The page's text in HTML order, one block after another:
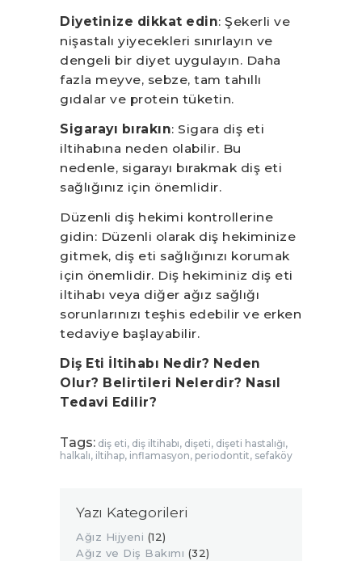
Diyetinize dikkat edin: Şekerli ve
nişastalı yiyecekleri sınırlayın ve
dengeli bir diyet uygulayın. Daha
fazla meyve, sebze, tam tahıllı
gıdalar ve protein tüketin.
Sigarayı bırakın: Sigara diş eti
iltihabına neden olabilir. Bu
nedenle, sigarayı bırakmak diş eti
sağlığınız için önemlidir.
Düzenli diş hekimi kontrollerine
gidin: Düzenli olarak diş hekiminize
gitmek, diş eti sağlığınızı korumak
için önemlidir. Diş hekiminiz diş eti
iltihabı veya diğer ağız sağlığı
sorunlarınızı teşhis edebilir ve erken
tedaviye başlayabilir.
Diş Eti İltihabı Nedir? Neden
Olur? Belirtileri Nelerdir? Nasıl
Tedavi Edilir?
Tags: diş eti, diş iltihabı, dişeti, dişeti hastalığı,
halkalı, iltihap, inflamasyon, periodontit, sefaköy
Yazı Kategorileri
Ağız Hijyeni (12)
Ağız ve Diş Bakımı (32)